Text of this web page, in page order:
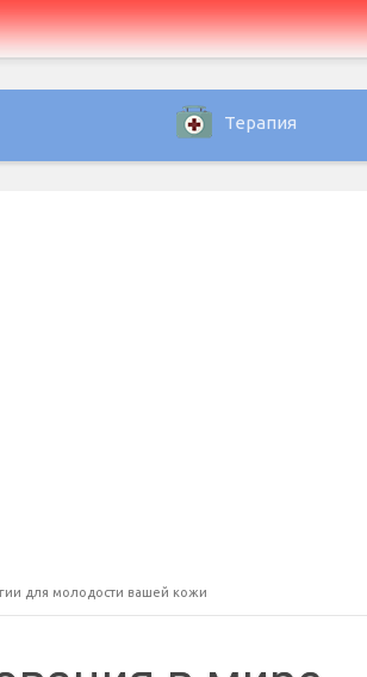
Терапия
для молодости вашей кожи